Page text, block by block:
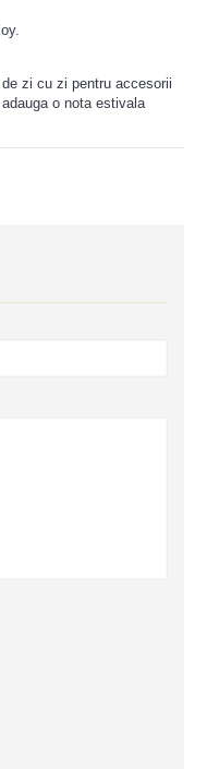
zi cu zi pentru accesorii
o nota estivala